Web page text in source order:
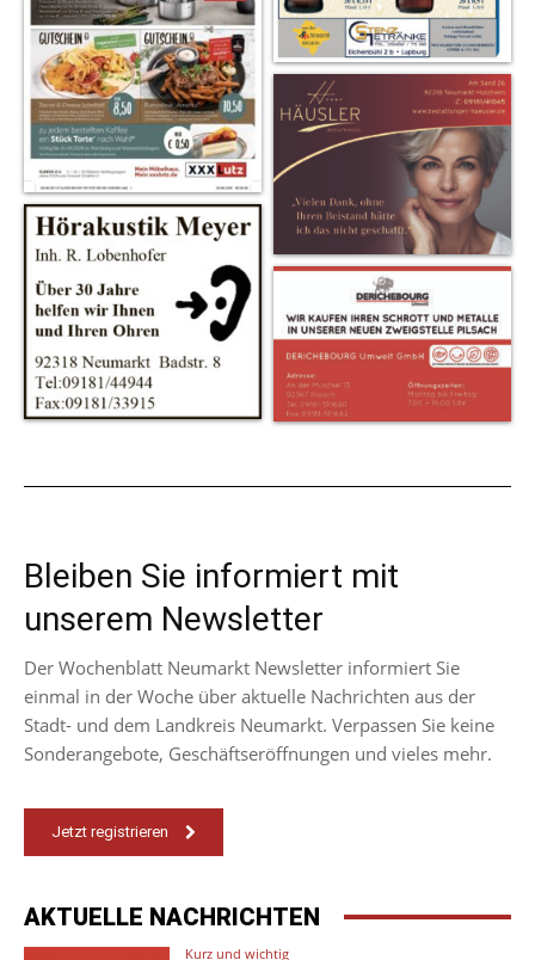
Bleiben Sie informiert mit
unserem Newsletter
Der Wochenblatt Neumarkt Newsletter informiert Sie
einmal in der Woche über aktuelle Nachrichten aus der
Stadt- und dem Landkreis Neumarkt. Verpassen Sie keine
Sonderangebote, Geschäftseröffnungen und vieles mehr.
Jetzt registrieren
AKTUELLE NACHRICHTEN
Kurz und wichtig